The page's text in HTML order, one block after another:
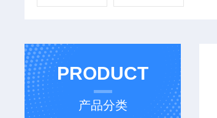
PRODUCT
产品分类